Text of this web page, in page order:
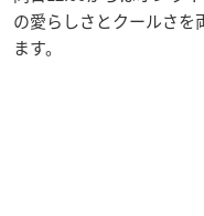
の愛らしさとクールさを
ます。